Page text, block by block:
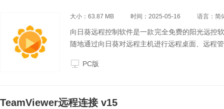
大小：63.87 MB 时间：2025-05-16 语言：简
向日葵远程控制软件是一款完全免费的阳光远控
随地通过向日葵对远程主机进行远程桌面、远程
PC版
TeamViewer远程连接 v15